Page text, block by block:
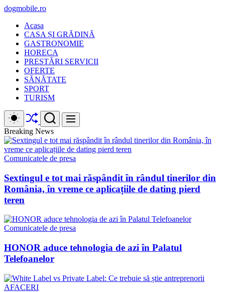
Skip
content
dogmobile.ro
Acasa
CASA ȘI GRĂDINĂ
GASTRONOMIE
HORECA
PRESTĂRI SERVICII
OFERTE
SĂNĂTATE
SPORT
TURISM
Switch
color
mode
ShuffleSearch Menu
Breaking News
Comunicatele de presa
Sextingul e tot mai răspândit în rândul tinerilor din
România, în vreme ce aplicațiile de dating pierd
teren
Comunicatele de presa
HONOR aduce tehnologia de azi în Palatul
Telefoanelor
AFACERI